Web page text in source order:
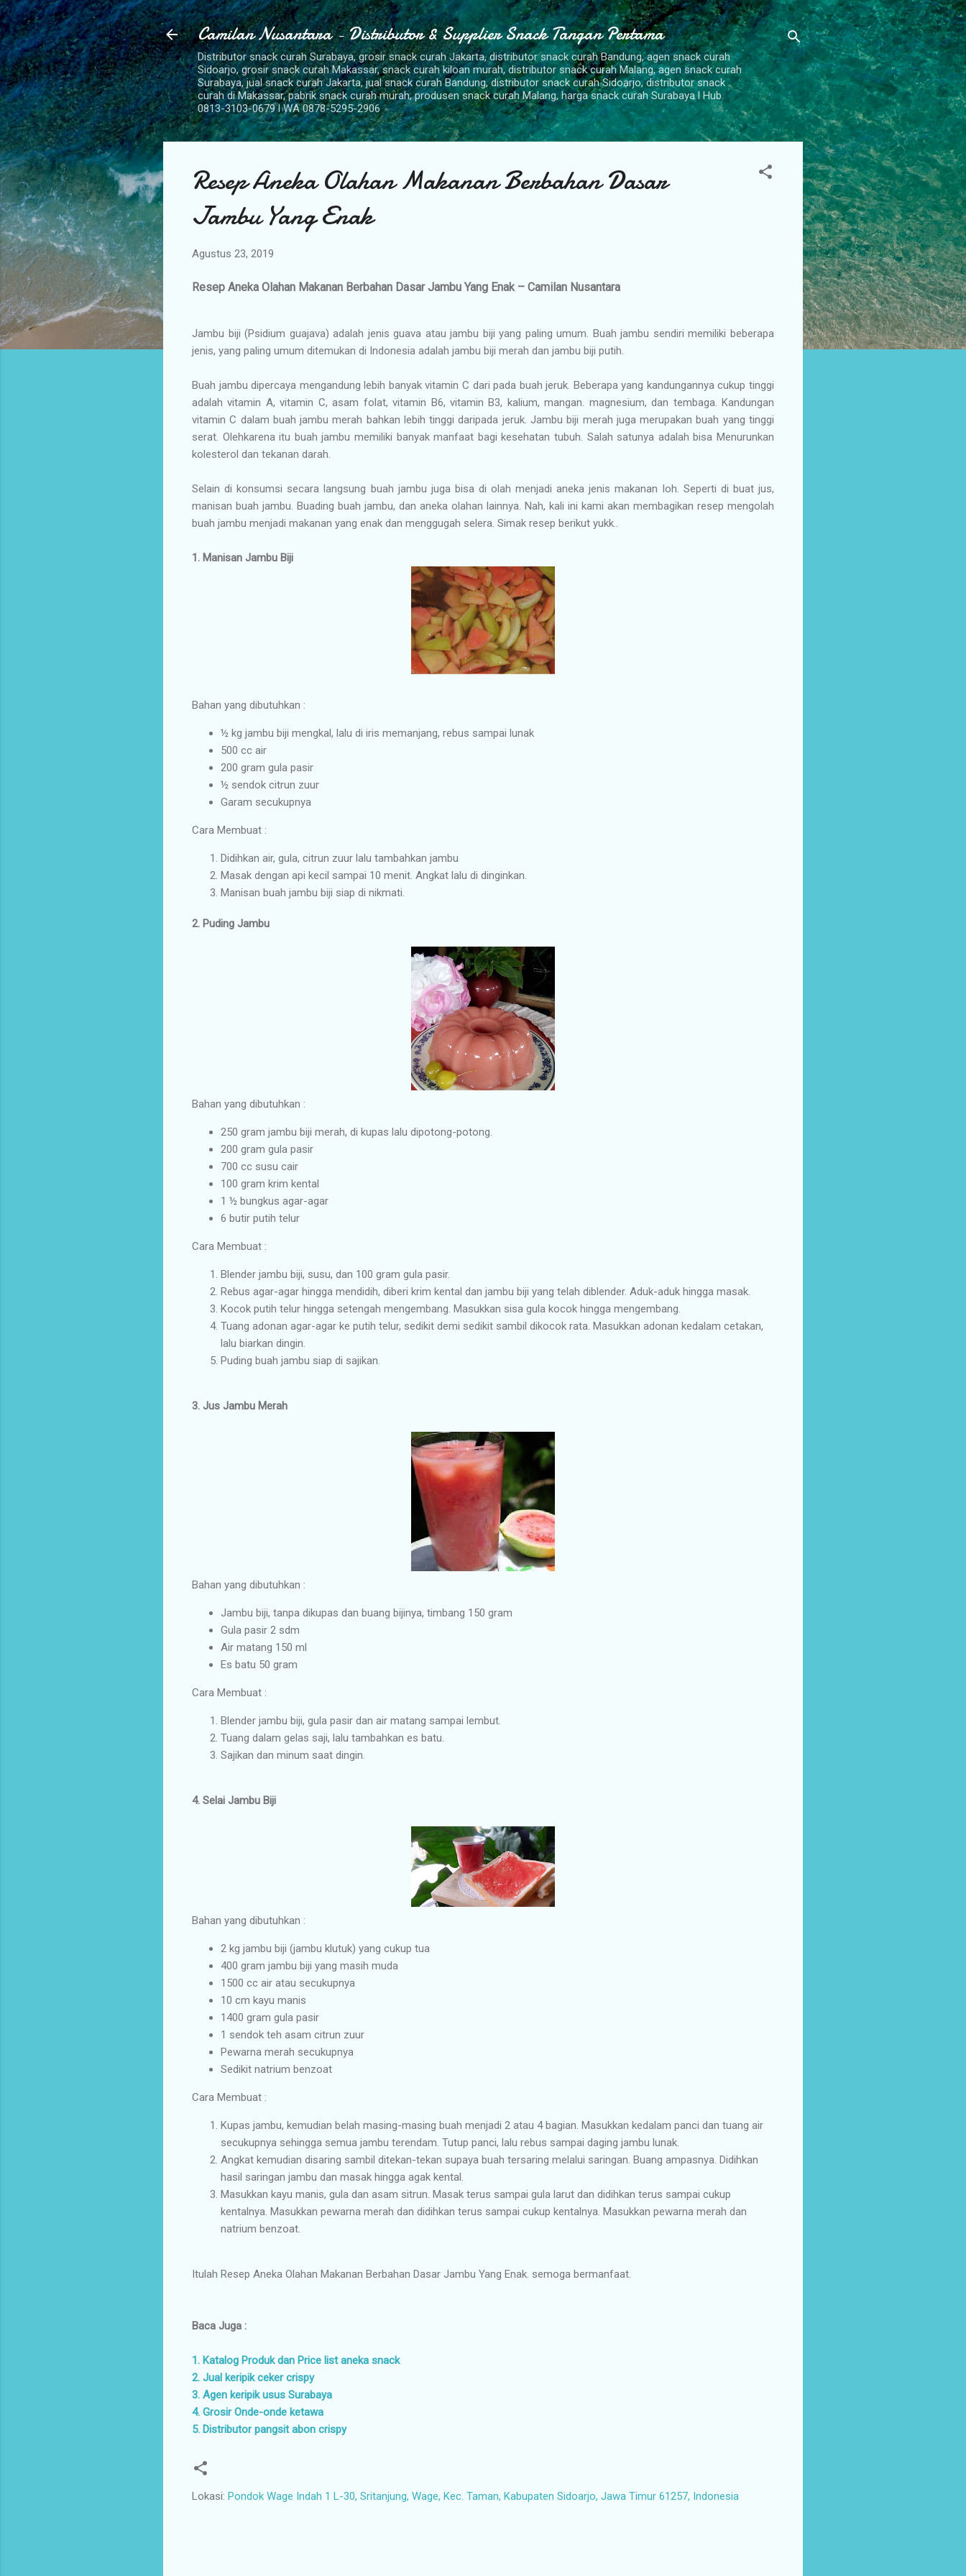
Langsung ke konten utama
Camilan Nusantara - Distributor & Supplier Snack Tangan Pertama
Distributor snack curah Surabaya, grosir snack curah Jakarta, distributor snack curah Bandung, agen snack curah
Sidoarjo, grosir snack curah Makassar, snack curah kiloan murah, distributor snack curah Malang, agen snack curah
Surabaya, jual snack curah Jakarta, jual snack curah Bandung, distributor snack curah Sidoarjo, distributor snack
curah di Makassar, pabrik snack curah murah, produsen snack curah Malang, harga snack curah Surabaya l Hub.
0813-3103-0679 l WA 0878-5295-2906
Resep Aneka Olahan Makanan Berbahan Dasar
Jambu Yang Enak
Agustus 23, 2019
Resep Aneka Olahan Makanan Berbahan Dasar Jambu Yang Enak – Camilan Nusantara
Jambu biji (Psidium guajava) adalah jenis guava atau jambu biji yang paling umum. Buah jambu sendiri memiliki beberapa
jenis, yang paling umum ditemukan di Indonesia adalah jambu biji merah dan jambu biji putih.
Buah jambu dipercaya mengandung lebih banyak vitamin C dari pada buah jeruk. Beberapa yang kandungannya cukup tinggi
adalah vitamin A, vitamin C, asam folat, vitamin B6, vitamin B3, kalium, mangan. magnesium, dan tembaga. Kandungan
vitamin C dalam buah jambu merah bahkan lebih tinggi daripada jeruk. Jambu biji merah juga merupakan buah yang tinggi
serat. Olehkarena itu buah jambu memiliki banyak manfaat bagi kesehatan tubuh. Salah satunya adalah bisa Menurunkan
kolesterol dan tekanan darah.
Selain di konsumsi secara langsung buah jambu juga bisa di olah menjadi aneka jenis makanan loh. Seperti di buat jus,
manisan buah jambu. Buading buah jambu, dan aneka olahan lainnya. Nah, kali ini kami akan membagikan resep mengolah
buah jambu menjadi makanan yang enak dan menggugah selera. Simak resep berikut yukk..
1. Manisan Jambu Biji
Bahan yang dibutuhkan :
½ kg jambu biji mengkal, lalu di iris memanjang, rebus sampai lunak
500 cc air
200 gram gula pasir
½ sendok citrun zuur
Garam secukupnya
Cara Membuat :
Didihkan air, gula, citrun zuur lalu tambahkan jambu
Masak dengan api kecil sampai 10 menit. Angkat lalu di dinginkan.
Manisan buah jambu biji siap di nikmati.
2. Puding Jambu
Bahan yang dibutuhkan :
250 gram jambu biji merah, di kupas lalu dipotong-potong.
200 gram gula pasir
700 cc susu cair
100 gram krim kental
1 ½ bungkus agar-agar
6 butir putih telur
Cara Membuat :
Blender jambu biji, susu, dan 100 gram gula pasir.
Rebus agar-agar hingga mendidih, diberi krim kental dan jambu biji yang telah diblender. Aduk-aduk hingga masak.
Kocok putih telur hingga setengah mengembang. Masukkan sisa gula kocok hingga mengembang.
Tuang adonan agar-agar ke putih telur, sedikit demi sedikit sambil dikocok rata. Masukkan adonan kedalam cetakan,
lalu biarkan dingin.
Puding buah jambu siap di sajikan.
3. Jus Jambu Merah
Bahan yang dibutuhkan :
Jambu biji, tanpa dikupas dan buang bijinya, timbang 150 gram
Gula pasir 2 sdm
Air matang 150 ml
Es batu 50 gram
Cara Membuat :
Blender jambu biji, gula pasir dan air matang sampai lembut.
Tuang dalam gelas saji, lalu tambahkan es batu.
Sajikan dan minum saat dingin.
4. Selai Jambu Biji
Bahan yang dibutuhkan :
2 kg jambu biji (jambu klutuk) yang cukup tua
400 gram jambu biji yang masih muda
1500 cc air atau secukupnya
10 cm kayu manis
1400 gram gula pasir
1 sendok teh asam citrun zuur
Pewarna merah secukupnya
Sedikit natrium benzoat
Cara Membuat :
Kupas jambu, kemudian belah masing-masing buah menjadi 2 atau 4 bagian. Masukkan kedalam panci dan tuang air
secukupnya sehingga semua jambu terendam. Tutup panci, lalu rebus sampai daging jambu lunak.
Angkat kemudian disaring sambil ditekan-tekan supaya buah tersaring melalui saringan. Buang ampasnya. Didihkan
hasil saringan jambu dan masak hingga agak kental.
Masukkan kayu manis, gula dan asam sitrun. Masak terus sampai gula larut dan didihkan terus sampai cukup
kentalnya. Masukkan pewarna merah dan didihkan terus sampai cukup kentalnya. Masukkan pewarna merah dan
natrium benzoat.
Itulah Resep Aneka Olahan Makanan Berbahan Dasar Jambu Yang Enak. semoga bermanfaat.
Baca Juga :
1. Katalog Produk dan Price list aneka snack
2. Jual keripik ceker crispy
3. Agen keripik usus Surabaya
4. Grosir Onde-onde ketawa
5. Distributor pangsit abon crispy
Lokasi: Pondok Wage Indah 1 L-30, Sritanjung, Wage, Kec. Taman, Kabupaten Sidoarjo, Jawa Timur 61257, Indonesia